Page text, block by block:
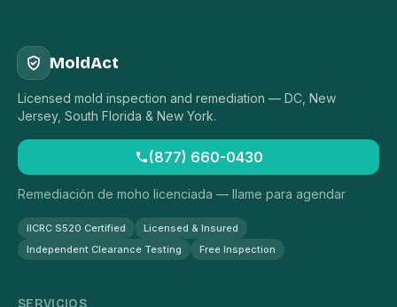
MoldAct
Licensed mold inspection and remediation — DC, New
Jersey, South Florida & New York.
(877) 660-0430
Remediación de moho licenciada — llame para agendar
IICRC S520 Certified
Licensed & Insured
Independent Clearance Testing
Free Inspection